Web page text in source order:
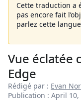
Cette traduction a
pas encore fait
parlez cette
Vue éclatée
Edge
Rédigé par : Evan
Publication : April 10,